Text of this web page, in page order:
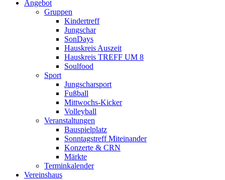
Angebot
Gruppen
Kindertreff
Jungschar
SonDays
Hauskreis Auszeit
Hauskreis TREFF UM 8
Soulfood
Sport
Jungscharsport
Fußball
Mittwochs-Kicker
Volleyball
Veranstaltungen
Bauspielplatz
Sonntagstreff Miteinander
Konzerte & CRN
Märkte
Terminkalender
Vereinshaus